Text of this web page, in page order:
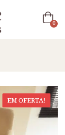
0
EM OFERTA!